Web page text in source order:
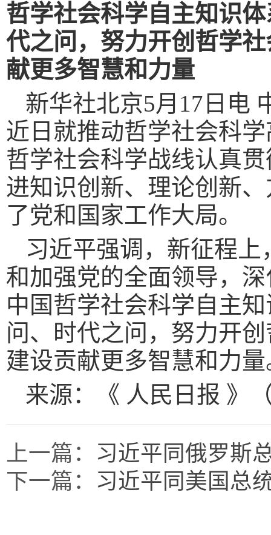
哲学社会科学自主知识
代之问，努力开创哲学
献更多智慧和力量
新华社北京5月17日电
近日就推动哲学社会科
哲学社会科学战线认真
进知识创新、理论创新
了党和国家工作大局。
习近平强调，新征程
和加强党的全面领导，
中国哲学社会科学自主
问、时代之问，努力开
建设贡献更多智慧和力量
来源：《 人民日报 》
上一篇： 习近平同俄罗斯
下一篇： 习近平同美国总